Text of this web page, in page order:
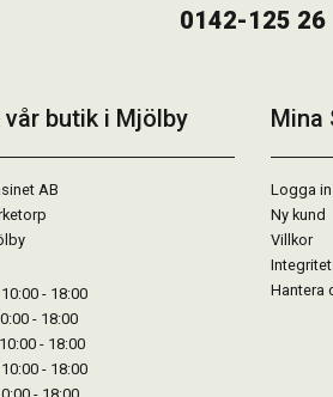
0142-125 26
vår butik i Mjölby
AB
- 18:00
- 18:00
- 18:00
- 18:00
Mina
Logga in
Ny kund
Villkor
Hantera